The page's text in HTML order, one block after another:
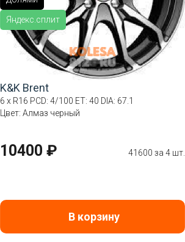
Яндекс.сплит
K&K Brent
6 x R16 PCD: 4/100 ET: 40 DIA: 67.1
Цвет: Алмаз черный
10400 ₽ 41600 за 4 шт.
В корзину